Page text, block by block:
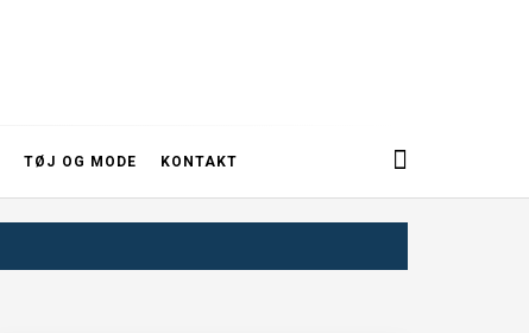
TØJ OG MODE KONTAKT